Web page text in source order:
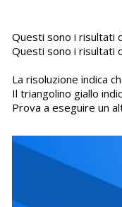
Questi sono i risultati
Questi sono i risultati
La risoluzione indica
Il triangolino giallo
Prova a eseguire un